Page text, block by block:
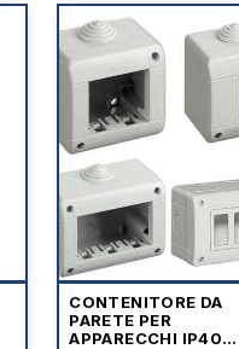
CONTENITORE DA
PARETE PER
APPARECCHI IP40